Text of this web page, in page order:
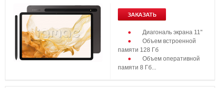
ЗАКАЗАТЬ
Диагональ экрана 11"
Объем встроенной
памяти 128 Гб
Объем оперативной
памяти 8 Гб...